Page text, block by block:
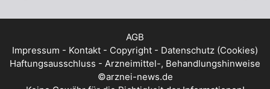
AGB
Impressum - Kontakt - Copyright - Datenschutz (Cookies)
Haftungsausschluss - Arzneimittel-, Behandlungshinweise
©arznei-news.de